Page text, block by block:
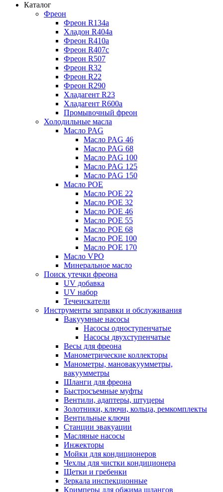
Каталог
Фреон
Фреон R134a
Хладон R404a
Фреон R410a
Фреон R407с
Фреон R507
Фреон R32
Фреон R22
Фреон R290
Хладагент R23
Хладагент R600a
Промывочный фреон
Холодильные масла
Масло PAG
Масло PAG 46
Масло PAG 68
Масло PAG 100
Масло PAG 125
Масло PAG 150
Масло POE
Масло POE 22
Масло POE 32
Масло POE 46
Масло POE 55
Масло POE 68
Масло POE 100
Масло POE 170
Масло VPO
Минеральное масло
Поиск утечки фреона
UV добавка
UV набор
Течеискатели
Инструменты заправки и обслуживания
Вакуумные насосы
Насосы одноступенчатые
Насосы двухступенчатые
Весы для фреона
Манометрические коллекторы
Манометры, мановакуумметры,
вакуумметры
Шланги для фреона
Быстросъемные муфты
Вентили, адаптеры, штуцеры
Золотники, ключи, кольца, ремкомплекты
Вентильные ключи
Станции эвакуации
Масляные насосы
Инжекторы
Мойки для кондиционеров
Чехлы для чистки кондиционера
Щетки и гребенки
Зеркала инспекционные
Кримперы для обжима шлангов